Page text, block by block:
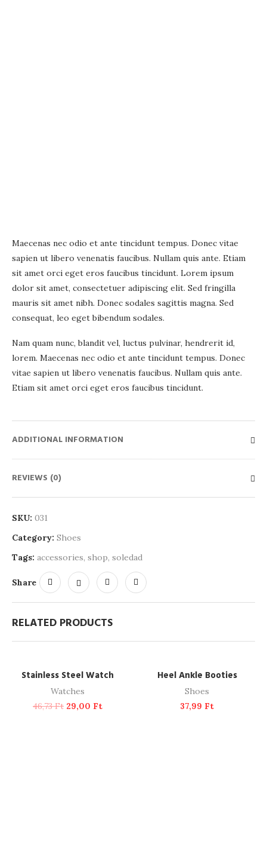
Maecenas nec odio et ante tincidunt tempus. Donec vitae
sapien ut libero venenatis faucibus. Nullam quis ante. Etiam
sit amet orci eget eros faucibus tincidunt. Lorem ipsum
dolor sit amet, consectetuer adipiscing elit. Sed fringilla
mauris sit amet nibh. Donec sodales sagittis magna. Sed
consequat, leo eget bibendum sodales.
Nam quam nunc, blandit vel, luctus pulvinar, hendrerit id,
lorem. Maecenas nec odio et ante tincidunt tempus. Donec
vitae sapien ut libero venenatis faucibus. Nullam quis ante.
Etiam sit amet orci eget eros faucibus tincidunt.
ADDITIONAL INFORMATION
REVIEWS (0)
SKU: 031
Category: Shoes
Tags: accessories, shop, soledad
Share
RELATED PRODUCTS
-38%
ADD TO CART
Stainless Steel Watch
Watches
46,73Ft 29,00 Ft
SOLD OUT
READ MORE
Heel Ankle Booties
Shoes
37,99 Ft